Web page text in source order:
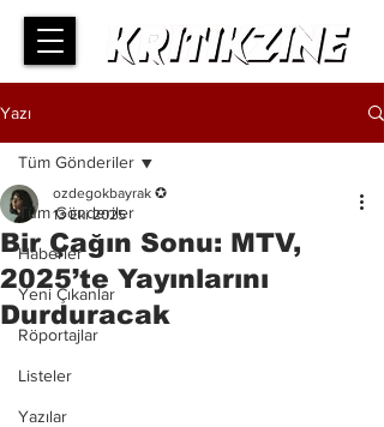
Yazı
Tüm Gönderiler
Haberler
Yeni Çıkanlar
Röportajlar
Listeler
Yazılar
Tüm Gönderiler
Bir Çağın Sonu: MTV,
2025’te Yayınlarını
Durduracak
ozdegokbayrak ✪
13 Eki 2025